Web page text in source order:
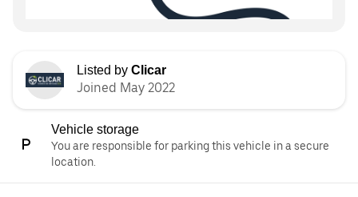
Listed by Clicar
Joined May 2022
Vehicle storage
You are responsible for parking this vehicle in a secure
location.